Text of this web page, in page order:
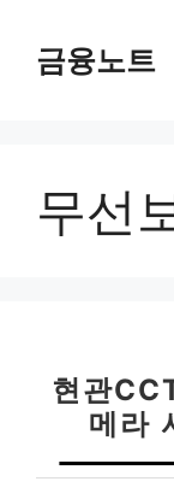
금융노트
무선
현관
메라